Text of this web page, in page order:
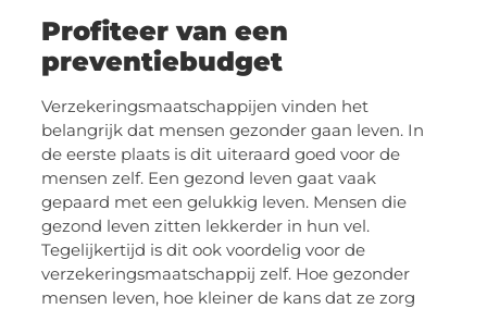
Profiteer van een
preventiebudget
Verzekeringsmaatschappijen vinden het
belangrijk dat mensen gezonder gaan leven. In
de eerste plaats is dit uiteraard goed voor de
mensen zelf. Een gezond leven gaat vaak
gepaard met een gelukkig leven. Mensen die
gezond leven zitten lekkerder in hun vel.
Tegelijkertijd is dit ook voordelig voor de
verzekeringsmaatschappij zelf. Hoe gezonder
mensen leven, hoe kleiner de kans dat ze zorg